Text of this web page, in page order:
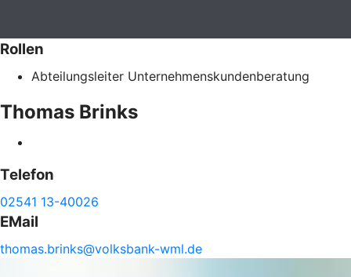
Rollen
Abteilungsleiter Unternehmenskundenberatung
Thomas Brinks
Telefon
02541 13-40026
EMail
thomas.brinks@volksbank-wml.de